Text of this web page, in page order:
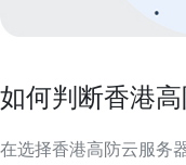
如何判断香港
在选择香港高防云服务